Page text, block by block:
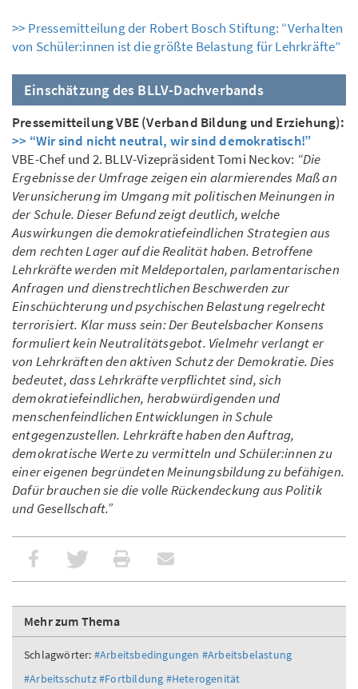
>> Pressemitteilung der Robert Bosch Stiftung: “Verhalten
von Schüler:innen ist die größte Belastung für Lehrkräfte”
Einschätzung des BLLV-Dachverbands
Pressemitteilung VBE (Verband Bildung und Erziehung):
>> “Wir sind nicht neutral, wir sind demokratisch!”
VBE-Chef und 2. BLLV-Vizepräsident Tomi Neckov: “Die
Ergebnisse der Umfrage zeigen ein alarmierendes Maß an
Verunsicherung im Umgang mit politischen Meinungen in
der Schule. Dieser Befund zeigt deutlich, welche
Auswirkungen die demokratiefeindlichen Strategien aus
dem rechten Lager auf die Realität haben. Betroffene
Lehrkräfte werden mit Meldeportalen, parlamentarischen
Anfragen und dienstrechtlichen Beschwerden zur
Einschüchterung und psychischen Belastung regelrecht
terrorisiert. Klar muss sein: Der Beutelsbacher Konsens
formuliert kein Neutralitätsgebot. Vielmehr verlangt er
von Lehrkräften den aktiven Schutz der Demokratie. Dies
bedeutet, dass Lehrkräfte verpflichtet sind, sich
demokratiefeindlichen, herabwürdigenden und
menschenfeindlichen Entwicklungen in Schule
entgegenzustellen. Lehrkräfte haben den Auftrag,
demokratische Werte zu vermitteln und Schüler:innen zu
einer eigenen begründeten Meinungsbildung zu befähigen.
Dafür brauchen sie die volle Rückendeckung aus Politik
und Gesellschaft.”
Mehr zum Thema
Schlagwörter: #Arbeitsbedingungen #Arbeitsbelastung
#Arbeitsschutz#Fortbildung #Heterogenität